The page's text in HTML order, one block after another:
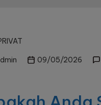
09/05/2026